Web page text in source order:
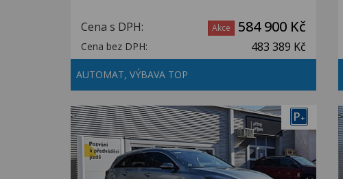
Cena s DPH: Akce 584 900 Kč
Cena bez DPH: 483 389 Kč
AUTOMAT, VÝBAVA TOP
P+